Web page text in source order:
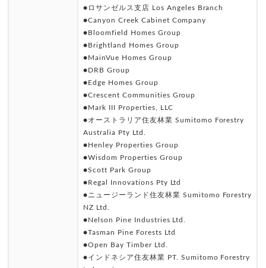
●ロサンゼルス支店 Los Angeles Branch
●Canyon Creek Cabinet Company
●Bloomfield Homes Group
●Brightland Homes Group
●MainVue Homes Group
●DRB Group
●Edge Homes Group
●Crescent Communities Group
●Mark III Properties, LLC
●オーストラリア住友林業 Sumitomo Forestry
Australia Pty Ltd.
●Henley Properties Group
●Wisdom Properties Group
●Scott Park Group
●Regal Innovations Pty Ltd
●ニュージーランド住友林業 Sumitomo Forestry
NZ Ltd.
●Nelson Pine Industries Ltd.
●Tasman Pine Forests Ltd
●Open Bay Timber Ltd.
●インドネシア住友林業 PT. Sumitomo Forestry